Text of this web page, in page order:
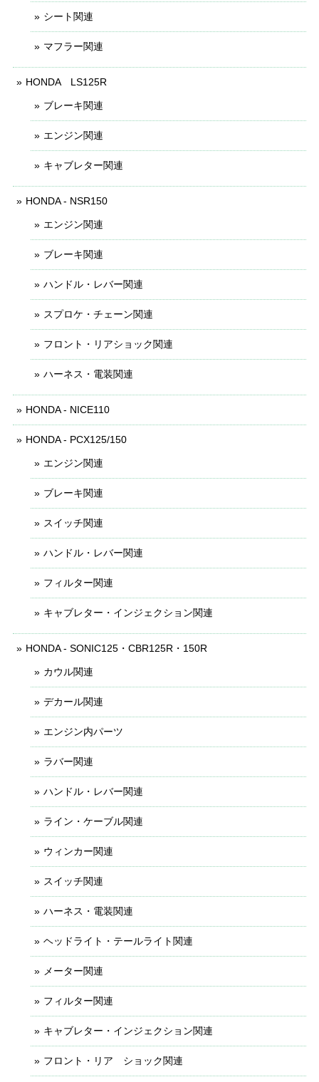
シート関連
マフラー関連
HONDA LS125R
ブレーキ関連
エンジン関連
キャブレター関連
HONDA - NSR150
エンジン関連
ブレーキ関連
ハンドル・レバー関連
スプロケ・チェーン関連
フロント・リアショック関連
ハーネス・電装関連
HONDA - NICE110
HONDA - PCX125/150
エンジン関連
ブレーキ関連
スイッチ関連
ハンドル・レバー関連
フィルター関連
キャブレター・インジェクション関連
HONDA - SONIC125・CBR125R・150R
カウル関連
デカール関連
エンジン内パーツ
ラバー関連
ハンドル・レバー関連
ライン・ケーブル関連
ウィンカー関連
スイッチ関連
ハーネス・電装関連
ヘッドライト・テールライト関連
メーター関連
フィルター関連
キャブレター・インジェクション関連
フロント・リア ショック関連